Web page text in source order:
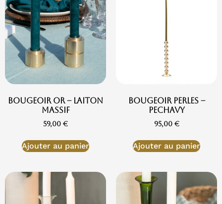
Bougeoir Or – Laiton
massif
59,00 €
Ajouter au panier
Bougeoir perles –
Pechavy
95,00 €
Ajouter au panier